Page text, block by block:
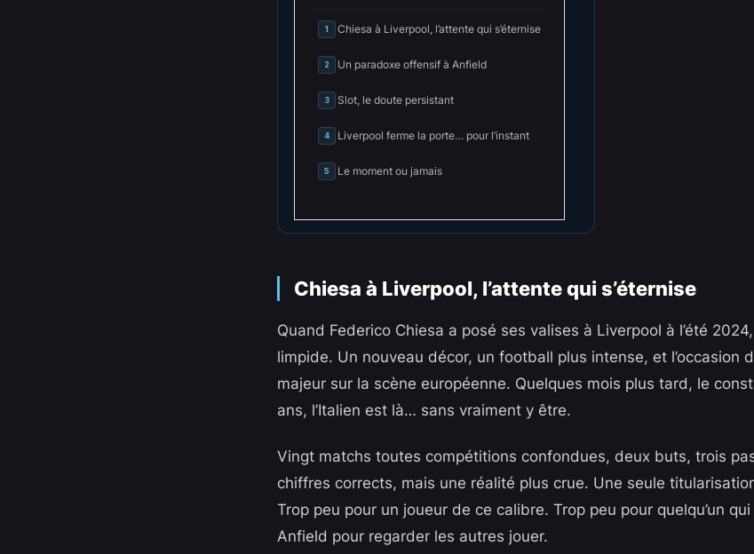
1 Chiesa à Liverpool, l’attente qui s’éternise
2 Un paradoxe offensif à Anfield
3 Slot, le doute persistant
4 Liverpool ferme la porte… pour l’instant
5 Le moment ou jamais
Chiesa à Liverpool, l’attente qui s’éternise
Quand Federico Chiesa a posé ses valises à Liverpool à l’été
limpide. Un nouveau décor, un football plus intense, et l’occasion
majeur sur la scène européenne. Quelques mois plus tard, le
ans, l’Italien est là… sans vraiment y être.
Vingt matchs toutes compétitions confondues, deux buts, trois
chiffres corrects, mais une réalité plus crue. Une seule
Trop peu pour un joueur de ce calibre. Trop peu pour quelqu’un qui
Anfield pour regarder les autres jouer.